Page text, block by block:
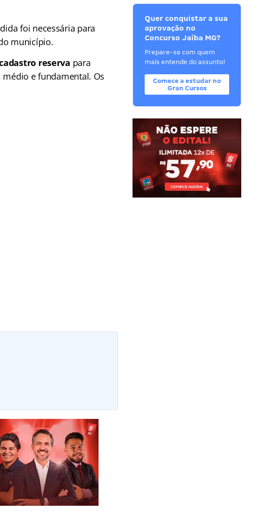
foi necessária para
município.
reserva para
e fundamental. Os
Quer conquistar a sua
aprovação no
Concurso Jaíba MG?
Prepare-se com quem
mais entende do assunto!
Comece a estudar no
Gran Cursos